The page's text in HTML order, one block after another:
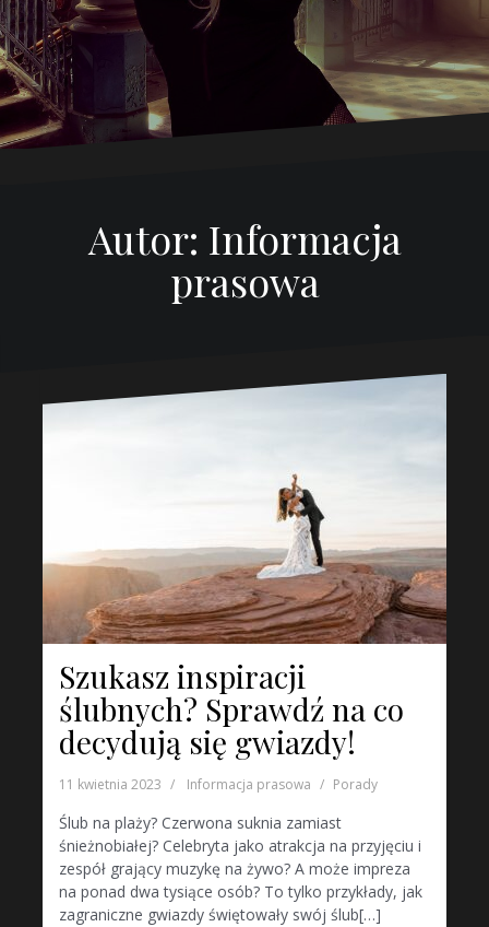
Autor: Informacja
prasowa
Szukasz inspiracji
ślubnych? Sprawdź na co
decydują się gwiazdy!
11 kwietnia 2023 Informacja prasowa Porady
Ślub na plaży? Czerwona suknia zamiast
śnieżnobiałej? Celebryta jako atrakcja na przyjęciu i
zespół grający muzykę na żywo? A może impreza
na ponad dwa tysiące osób? To tylko przykłady, jak
zagraniczne gwiazdy świętowały swój ślub[…]